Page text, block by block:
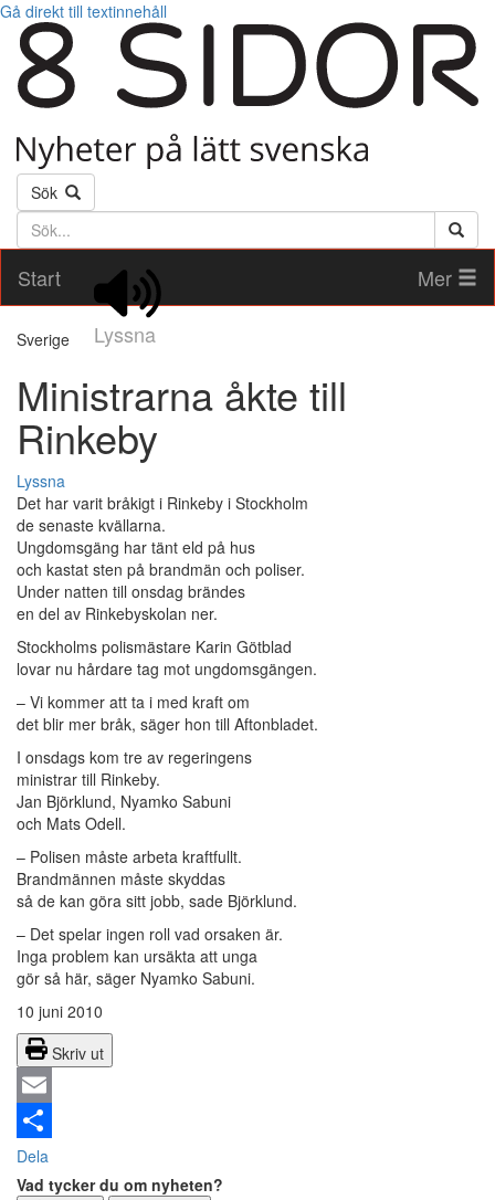
Gå direkt till textinnehåll
Sök
Söktext
Start
Lyssna
Mer
Sverige
Ministrarna åkte till
Rinkeby
Lyssna
Det har varit bråkigt i Rinkeby i Stockholm
de senaste kvällarna.
Ungdomsgäng har tänt eld på hus
och kastat sten på brandmän och poliser.
Under natten till onsdag brändes
en del av Rinkebyskolan ner.
Stockholms polismästare Karin Götblad
lovar nu hårdare tag mot ungdomsgängen.
– Vi kommer att ta i med kraft om
det blir mer bråk, säger hon till Aftonbladet.
I onsdags kom tre av regeringens
ministrar till Rinkeby.
Jan Björklund, Nyamko Sabuni
och Mats Odell.
– Polisen måste arbeta kraftfullt.
Brandmännen måste skyddas
så de kan göra sitt jobb, sade Björklund.
– Det spelar ingen roll vad orsaken är.
Inga problem kan ursäkta att unga
gör så här, säger Nyamko Sabuni.
10 juni 2010
Skriv ut
Email
Dela
Vad tycker du om nyheten?